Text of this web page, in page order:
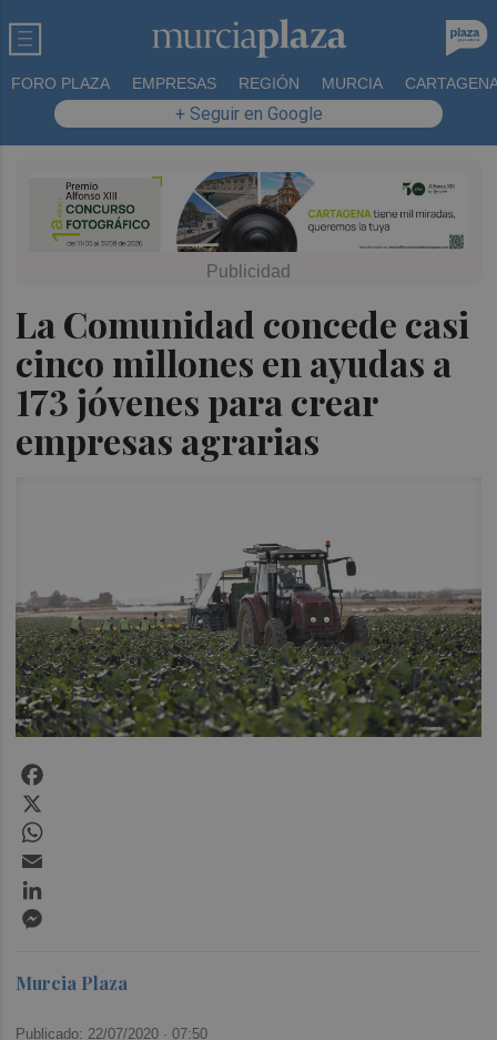
FORO PLAZA EMPRESAS REGIÓN MURCIA
+ Seguir en Google
La Comunidad concede casi
cinco millones en ayudas a
173 jóvenes para crear
empresas agrarias
Murcia Plaza
Publicado: 22/07/2020 ·07:50